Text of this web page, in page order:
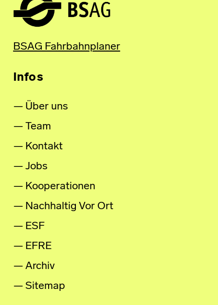
BSAG Fahrbahnplaner
Infos
Über uns
Team
Kontakt
Jobs
Kooperationen
Nachhaltig Vor Ort
ESF
EFRE
Archiv
Sitemap